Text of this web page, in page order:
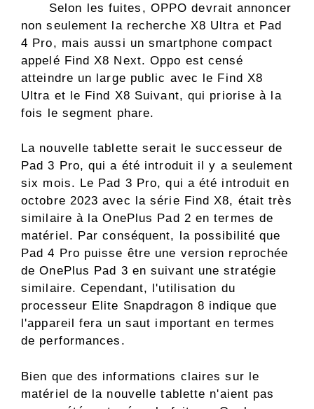
Selon les fuites, OPPO devrait annoncer
non seulement la recherche X8 Ultra et Pad
4 Pro, mais aussi un smartphone compact
appelé Find X8 Next. Oppo est censé
atteindre un large public avec le Find X8
Ultra et le Find X8 Suivant, qui priorise à la
fois le segment phare.
La nouvelle tablette serait le successeur de
Pad 3 Pro, qui a été introduit il y a seulement
six mois. Le Pad 3 Pro, qui a été introduit en
octobre 2023 avec la série Find X8, était très
similaire à la OnePlus Pad 2 en termes de
matériel. Par conséquent, la possibilité que
Pad 4 Pro puisse être une version reprochée
de OnePlus Pad 3 en suivant une stratégie
similaire. Cependant, l'utilisation du
processeur Elite Snapdragon 8 indique que
l'appareil fera un saut important en termes
de performances.
Bien que des informations claires sur le
matériel de la nouvelle tablette n'aient pas